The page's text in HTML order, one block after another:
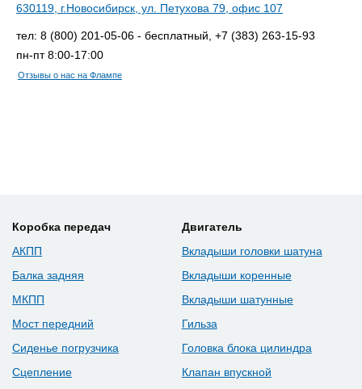
630119, г.Новосибирск, ул. Петухова 79, офис 107
тел: 8 (800) 201-05-06 - бесплатный, +7 (383) 263-15-93
пн-пт 8:00-17:00
Отзывы о нас на Флампе
Коробка передач
АКПП
Балка задняя
МКПП
Мост передний
Сиденье погрузчика
Сцепление
Двигатель
Вкладыши головки шатуна
Вкладыши коренные
Вкладыши шатунные
Гильза
Головка блока цилиндра
Клапан впускной